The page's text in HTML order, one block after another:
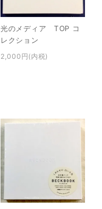
光のメディア TOP コ
レクション
2,000円(内税)